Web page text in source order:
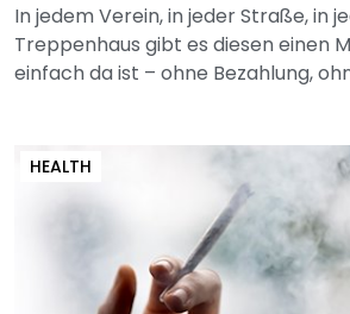
In jedem Verein, in jeder Straße, in
Treppenhaus gibt es diesen einen
einfach da ist – ohne Bezahlung,
HEALTH